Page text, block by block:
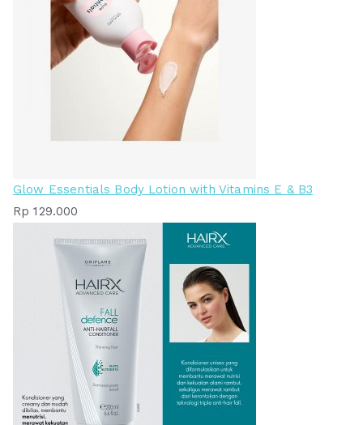
Glow Essentials Body Lotion with Vitamins E & B3
Rp 129.000